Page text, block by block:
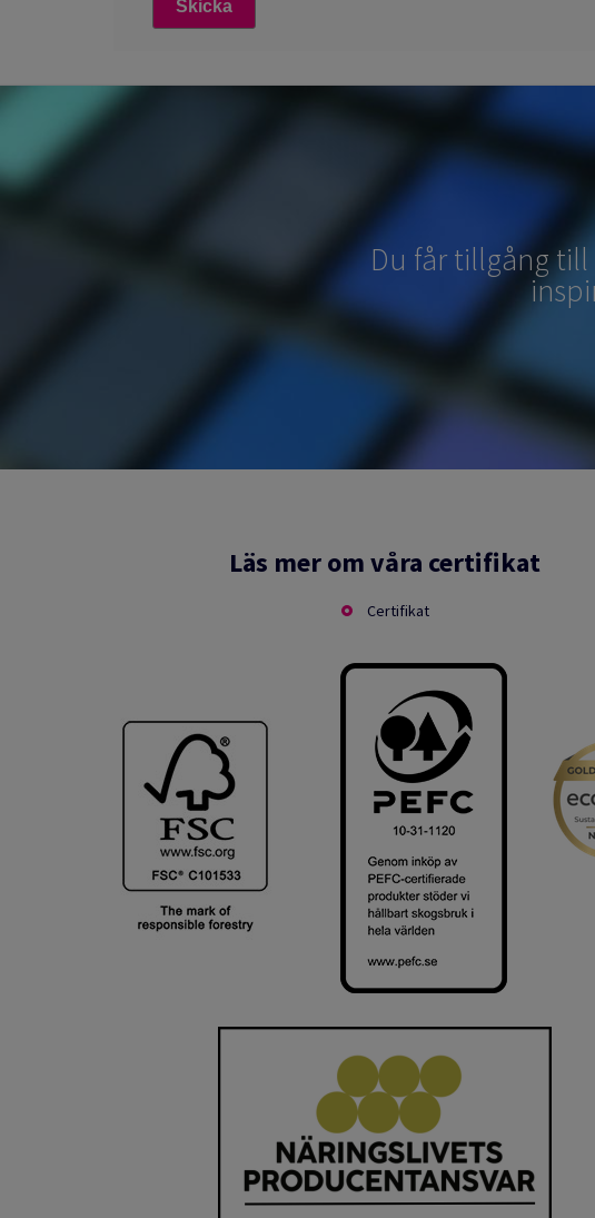
Du får tillgång
Läs mer om våra certifikat
Certifikat